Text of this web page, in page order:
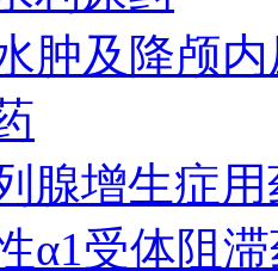
肿及降颅
腺增生症
α1受体阻